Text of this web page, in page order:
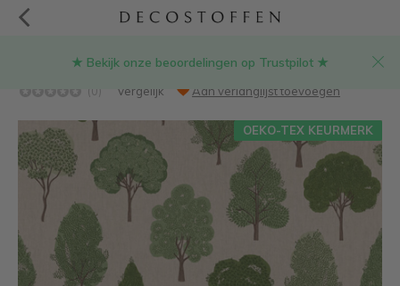
★ Bekijk onze beoordelingen op Trustpilot ★
Bomen linnenlook stof
(0) Vergelijk Aan verlanglijst toevoegen
OEKO-TEX KEURMERK